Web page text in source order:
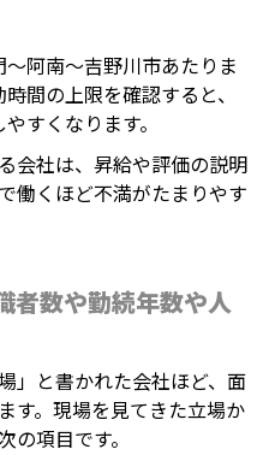
阿南〜吉野川市あたりま
間の上限を確認すると、
すくなります。
会社は、昇給や評価の説明
働くほど不満がたまりやす
者数や勤続年数や人
」と書かれた会社ほど、面
す。現場を見てきた立場か
項目です。